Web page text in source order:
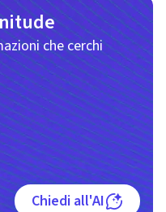
che cerchi
Chiedi all'AI